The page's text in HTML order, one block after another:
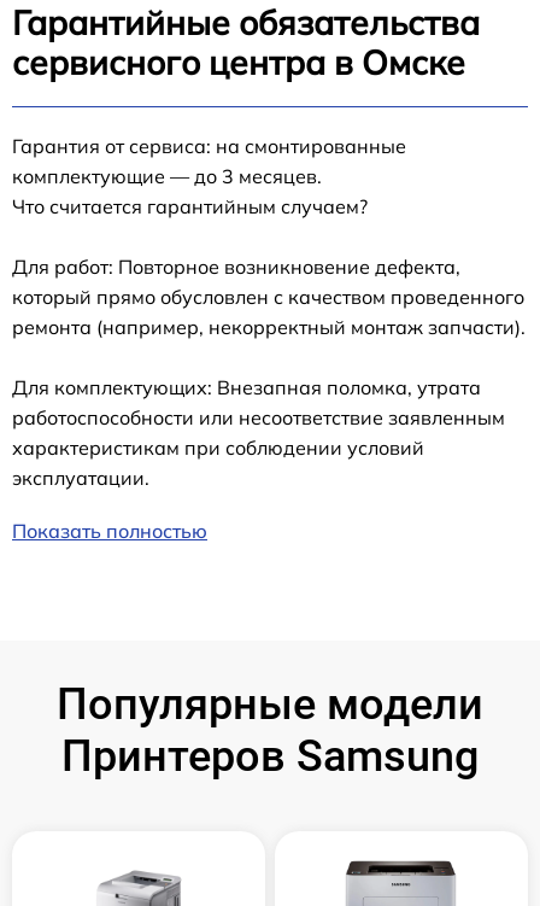
Гарантийные обязательства
сервисного центра в Омске
Гарантия от сервиса: на смонтированные
комплектующие — до 3 месяцев.
Что считается гарантийным случаем?
Для работ: Повторное возникновение дефекта,
который прямо обусловлен с качеством проведенного
ремонта (например, некорректный монтаж запчасти).
Для комплектующих: Внезапная поломка, утрата
работоспособности или несоответствие заявленным
характеристикам при соблюдении условий
эксплуатации.
Показать полностью
Популярные модели
Принтеров Samsung